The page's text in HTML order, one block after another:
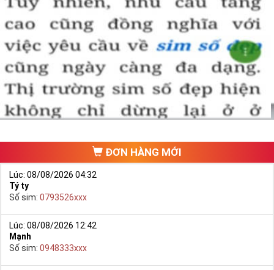
ĐƠN HÀNG MỚI
Lúc: 08/08/2026 04:32
Tý ty
Số sim: 0793526xxx
Lúc: 08/08/2026 12:42
Mạnh
Số sim: 0948333xxx